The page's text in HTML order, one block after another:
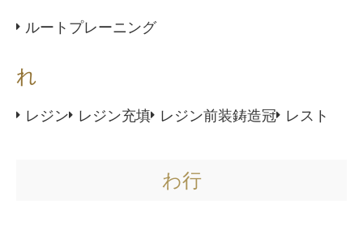
ルートプレーニング
れ
レジン レジン充填 レジン前装鋳造冠 レスト
わ行